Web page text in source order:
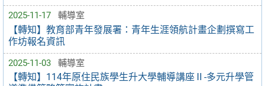
2025-11-17 輔導室
【轉知】教育部青年發展署：青年生涯領航計畫企劃撰寫工
作坊報名資訊
2025-11-03 輔導室
【轉知】114年原住民族學生升大學輔導講座Ⅱ-多元升學管